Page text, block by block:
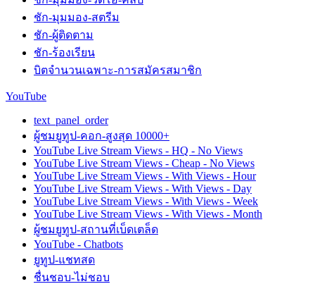
ชัก-มุมมอง-สตรีม
ชัก-ผู้ติดตาม
ชัก-ร้องเรียน
บิตจำนวนเฉพาะ-การสมัครสมาชิก
YouTube
text_panel_order
ผู้ชมยูทูป-คอก-สูงสุด 10000+
YouTube Live Stream Views - HQ - No Views
YouTube Live Stream Views - Cheap - No Views
YouTube Live Stream Views - With Views - Hour
YouTube Live Stream Views - With Views - Day
YouTube Live Stream Views - With Views - Week
YouTube Live Stream Views - With Views - Month
ผู้ชมยูทูป-สถานที่เบ็ดเตล็ด
YouTube - Chatbots
ยูทูป-แชทสด
ชื่นชอบ-ไม่ชอบ